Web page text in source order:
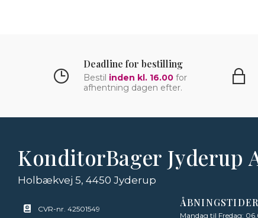
Deadline for bestilling
Bestil inden kl. 16.00 for
afhentning dagen efter.
KonditorBager Jyderup
Holbækvej 5, 4450 Jyderup
CVR-nr. 42501549
ÅBNINGSTIDER
Mandag til Fredag: